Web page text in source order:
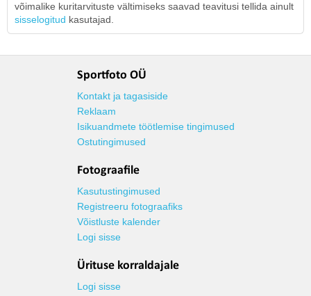
võimalike kuritarvituste vältimiseks saavad teavitusi tellida ainult
sisselogitud kasutajad.
Sportfoto OÜ
Kontakt ja tagasiside
Reklaam
Isikuandmete töötlemise tingimused
Ostutingimused
Fotograafile
Kasutustingimused
Registreeru fotograafiks
Võistluste kalender
Logi sisse
Ürituse korraldajale
Logi sisse